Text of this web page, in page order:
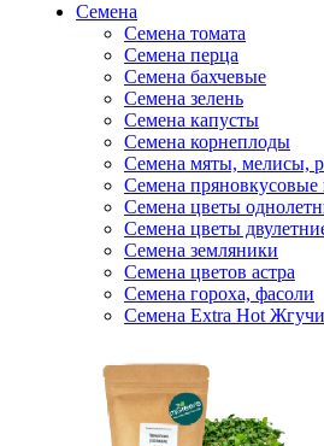
Семена
Семена томата
Семена перца
Семена бахчевые
Семена зелень
Семена капусты
Семена корнеплоды
Семена мяты, мелисы,
Семена пряновкусовые
Семена цветы
Семена цветы
Семена земляники
Семена цветов астра
Семена гороха, фасоли
Семена Extra Hot